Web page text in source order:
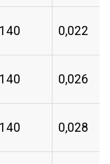
0,022
0,026
0,028